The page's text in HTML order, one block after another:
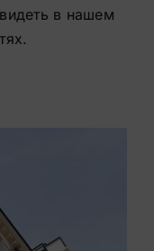
в нашем